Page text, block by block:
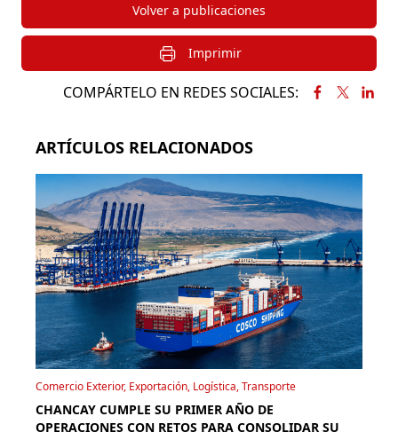
Volver a publicaciones
Imprimir
COMPÁRTELO EN REDES SOCIALES:
ARTÍCULOS RELACIONADOS
Comercio Exterior, Exportación, Logística, Transporte
CHANCAY CUMPLE SU PRIMER AÑO DE
OPERACIONES CON RETOS PARA CONSOLIDAR SU